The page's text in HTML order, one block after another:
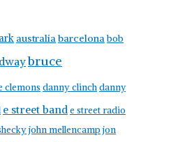
australiabarcelonabob
bruce
clemons danny clinchdanny
e street bande street radio
john mellencamp jon